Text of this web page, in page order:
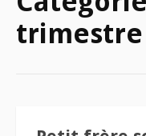
trimestre